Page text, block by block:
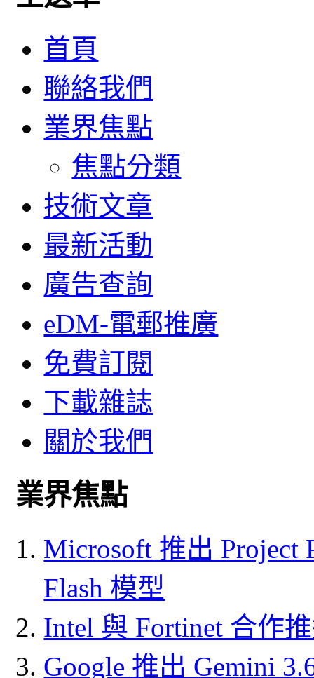
首頁
聯絡我們
業界焦點
焦點分類
技術文章
最新活動
廣告查詢
eDM-電郵推廣
免費訂閱
下載雜誌
關於我們
業界焦點
Microsoft 推出 Project
Flash 模型
Intel 與 Fortinet 合作
Google 推出 Gemini